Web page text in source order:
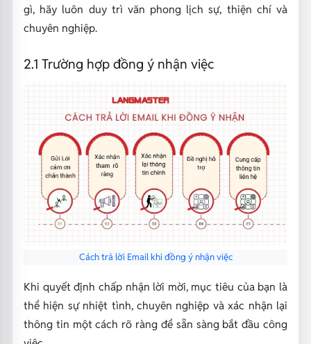
gì, hãy luôn duy trì văn phong lịch sự, thiện chí và
chuyên nghiệp.
2.1 Trường hợp đồng ý nhận việc
Cách trả lời Email khi đồng ý nhận việc
Khi quyết định chấp nhận lời mời, mục tiêu của bạn là
thể hiện sự nhiệt tình, chuyên nghiệp và xác nhận lại
thông tin một cách rõ ràng để sẵn sàng bắt đầu công